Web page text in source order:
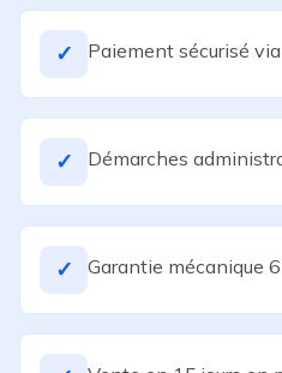
✓ Paiement sécurisé
✓ Démarches
✓ Garantie mécanique